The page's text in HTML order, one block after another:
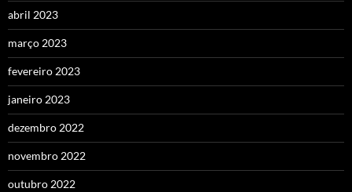
abril 2023
março 2023
fevereiro 2023
janeiro 2023
dezembro 2022
novembro 2022
outubro 2022